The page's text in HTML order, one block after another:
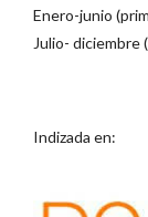
Enero-junio
Julio- diciembre
Indizada en: